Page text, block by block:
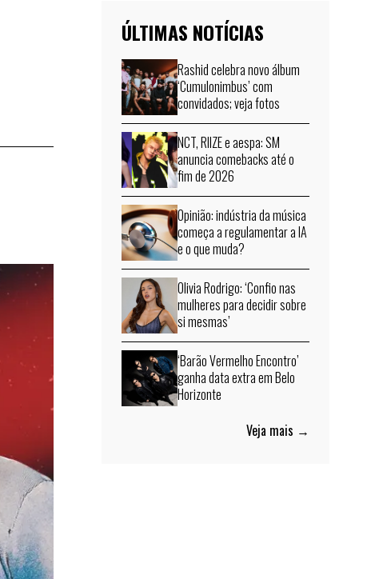
ÚLTIMAS NOTÍCIAS
Rashid celebra novo álbum
‘Cumulonimbus’ com
convidados; veja fotos
NCT, RIIZE e aespa: SM
anuncia comebacks até o
fim de 2026
Opinião: indústria da música
começa a regulamentar a IA
e o que muda?
Olivia Rodrigo: ‘Confio nas
mulheres para decidir sobre
si mesmas’
‘Barão Vermelho Encontro’
ganha data extra em Belo
Horizonte
Veja mais →